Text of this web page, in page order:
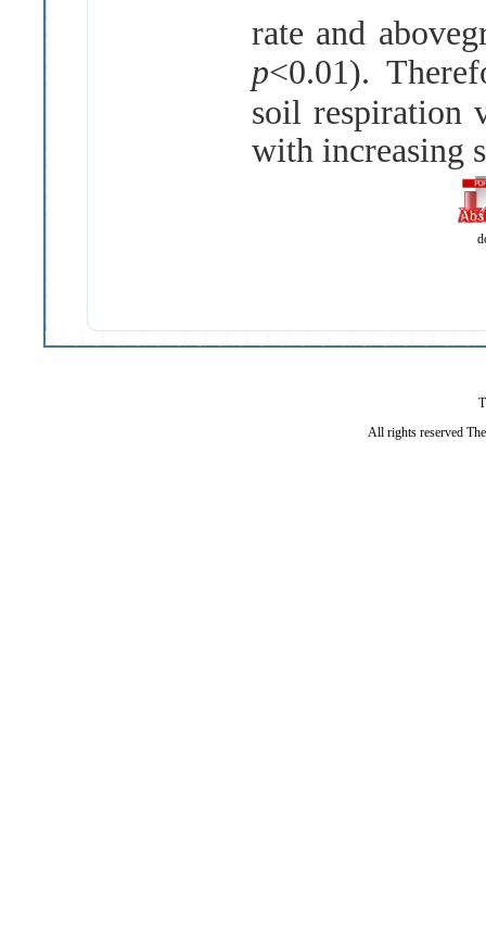
rate and
p<0.01).
soil respiration
with increasing
All rights reserved